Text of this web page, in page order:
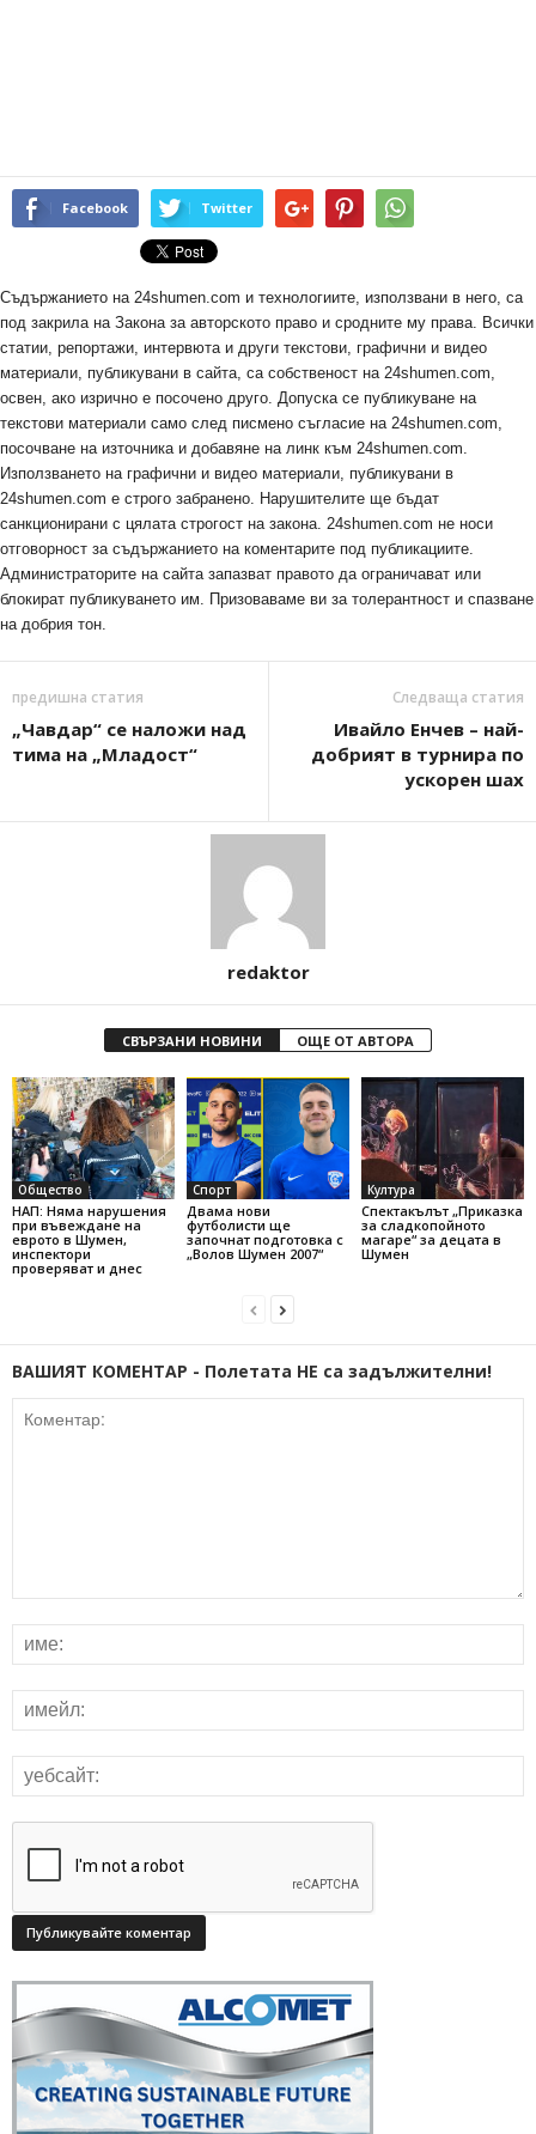
Facebook Twitter
Съдържанието на 24shumen.com и технологиите, използвани в него, са
под закрила на Закона за авторското право и сродните му права. Всички
статии, репортажи, интервюта и други текстови, графични и видео
материали, публикувани в сайта, са собственост на 24shumen.com,
освен, ако изрично е посочено друго. Допуска се публикуване на
текстови материали само след писмено съгласие на 24shumen.com,
посочване на източника и добавяне на линк към 24shumen.com.
Използването на графични и видео материали, публикувани в
24shumen.com е строго забранено. Нарушителите ще бъдат
санкционирани с цялата строгост на закона. 24shumen.com не носи
отговорност за съдържанието на коментарите под публикациите.
Администраторите на сайта запазват правото да ограничават или
блокират публикуването им. Призоваваме ви за толерантност и спазване
на добрия тон.
предишна статия
„Чавдар“ се наложи над
тима на „Младост“
Следваща статия
Ивайло Енчев – най-
добрият в турнира по
ускорен шах
redaktor
СВЪРЗАНИ НОВИНИ ОЩЕ ОТ АВТОРА
Общество
НАП: Няма нарушения
при въвеждане на
еврото в Шумен,
инспектори
проверяват и днес
Спорт
Двама нови
футболисти ще
започнат подготовка с
„Волов Шумен 2007“
Култура
Спектакълът „Приказка
за сладкопойното
магаре“ за децата в
Шумен
ВАШИЯТ КОМЕНТАР - Полетата НЕ са задължителни!